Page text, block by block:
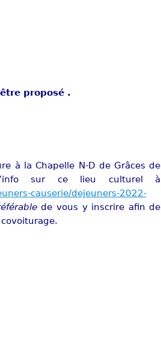
proposé .
à la Chapelle N-D de Grâces de
sur ce lieu culturel à
causerie/dejeuners-2022-
de vous y inscrire afin de